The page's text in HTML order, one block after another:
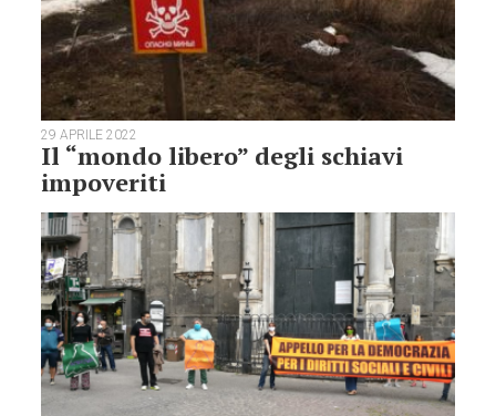
29 APRILE 2022
Il “mondo libero” degli schiavi
impoveriti